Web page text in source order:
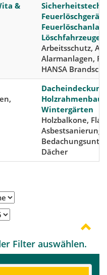
&
Löschfahrzeuge
Arbeitsschutz,
Alarmanlagen,
HANSA
Holzrahmenbau,
Wintergärten
Holzbalkone,
Dächer
Filter auswählen.